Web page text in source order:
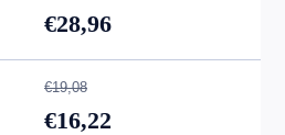
€28,96
€19,08
€16,22